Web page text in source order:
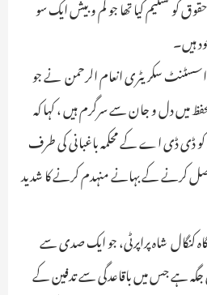
کو تسلیم کیا تھا جو کم و بیش ایک سو
ہیں۔
سکریٹری انعام الرحمن نے جو
دل و جان سے سرگرم ہیں ، کہا کہ
کو ڈی ڈی اے کے محکمہ باغبانی کی طرف
کرنے کے بہانے منہدم کرنے کا شدید
کنگال شاہ پراپرٹی، جو ایک صدی سے
جگہ ہے جس میں باقاعدگی سے تدفین کے